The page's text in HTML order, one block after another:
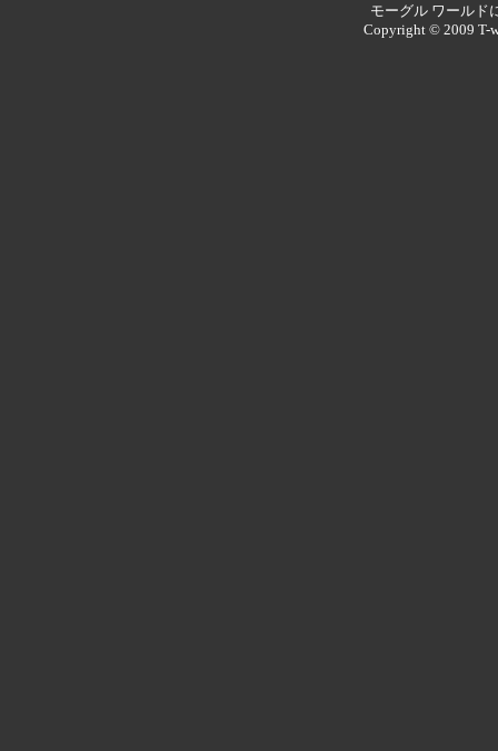
モーグル ワールド
Copyright © 2009 T-